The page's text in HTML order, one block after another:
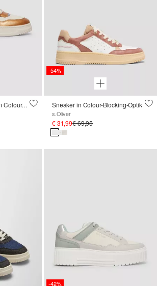
Sneaker mit modischem Colour-Blocking
-54%
Sneaker in Colour-Blocking-Optik
s.Oliver
€ 31,99€ 69,95
-42%